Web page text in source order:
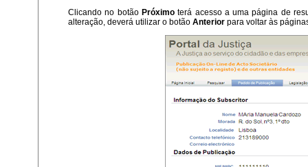
Clicando no botão Próximo terá acesso a uma página de
alteração, deverá utilizar o botãoAnterior para voltar às